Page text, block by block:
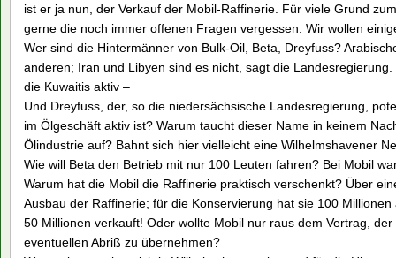
ist er ja nun, der Verkauf der Mobil-Raffinerie. Für viele Grund
gerne die noch immer offenen Fragen vergessen. Wir wollen
Wer sind die Hintermänner von Bulk-Oil, Beta, Dreyfuss?
anderen; Iran und Libyen sind es nicht, sagt die
die Kuwaitis aktiv –
Und Dreyfuss, der, so die niedersächsische Landesregierung,
im Ölgeschäft aktiv ist? Warum taucht dieser Name in keinem
Ölindustrie auf? Bahnt sich hier vielleicht eine Wilhelmshavener
Wie will Beta den Betrieb mit nur 100 Leuten fahren? Bei Mobil
Warum hat die Mobil die Raffinerie praktisch verschenkt? Über
Ausbau der Raffinerie; für die Konservierung hat sie 100
50 Millionen verkauft! Oder wollte Mobil nur raus dem Vertrag,
eventuellen Abriß zu übernehmen?